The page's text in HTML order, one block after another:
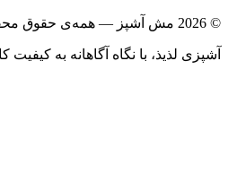
با نگاه آگاهانه به کیفیت کالری.